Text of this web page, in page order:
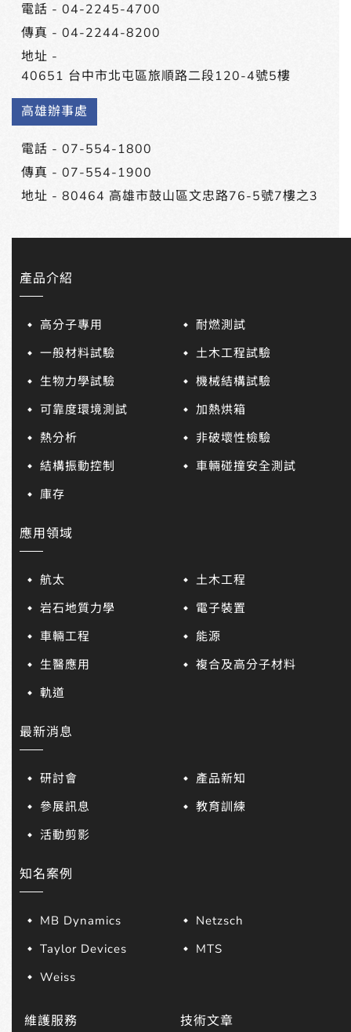
電話 - 04-2245-4700
傳真 - 04-2244-8200
地址 -
40651 台中市北屯區旅順路二段120-4號5樓
高雄辦事處
電話 - 07-554-1800
傳真 - 07-554-1900
地址 - 80464 高雄市鼓山區文忠路76-5號7樓之3
產品介紹
高分子專用
耐燃測試
一般材料試驗
土木工程試驗
生物力學試驗
機械結構試驗
可靠度環境測試
加熱烘箱
熱分析
非破壞性檢驗
結構振動控制
車輛碰撞安全測試
庫存
應用領域
航太
土木工程
岩石地質力學
電子裝置
車輛工程
能源
生醫應用
複合及高分子材料
軌道
最新消息
研討會
產品新知
參展訊息
教育訓練
活動剪影
知名案例
MB Dynamics
Netzsch
Taylor Devices
MTS
Weiss
維護服務 技術文章